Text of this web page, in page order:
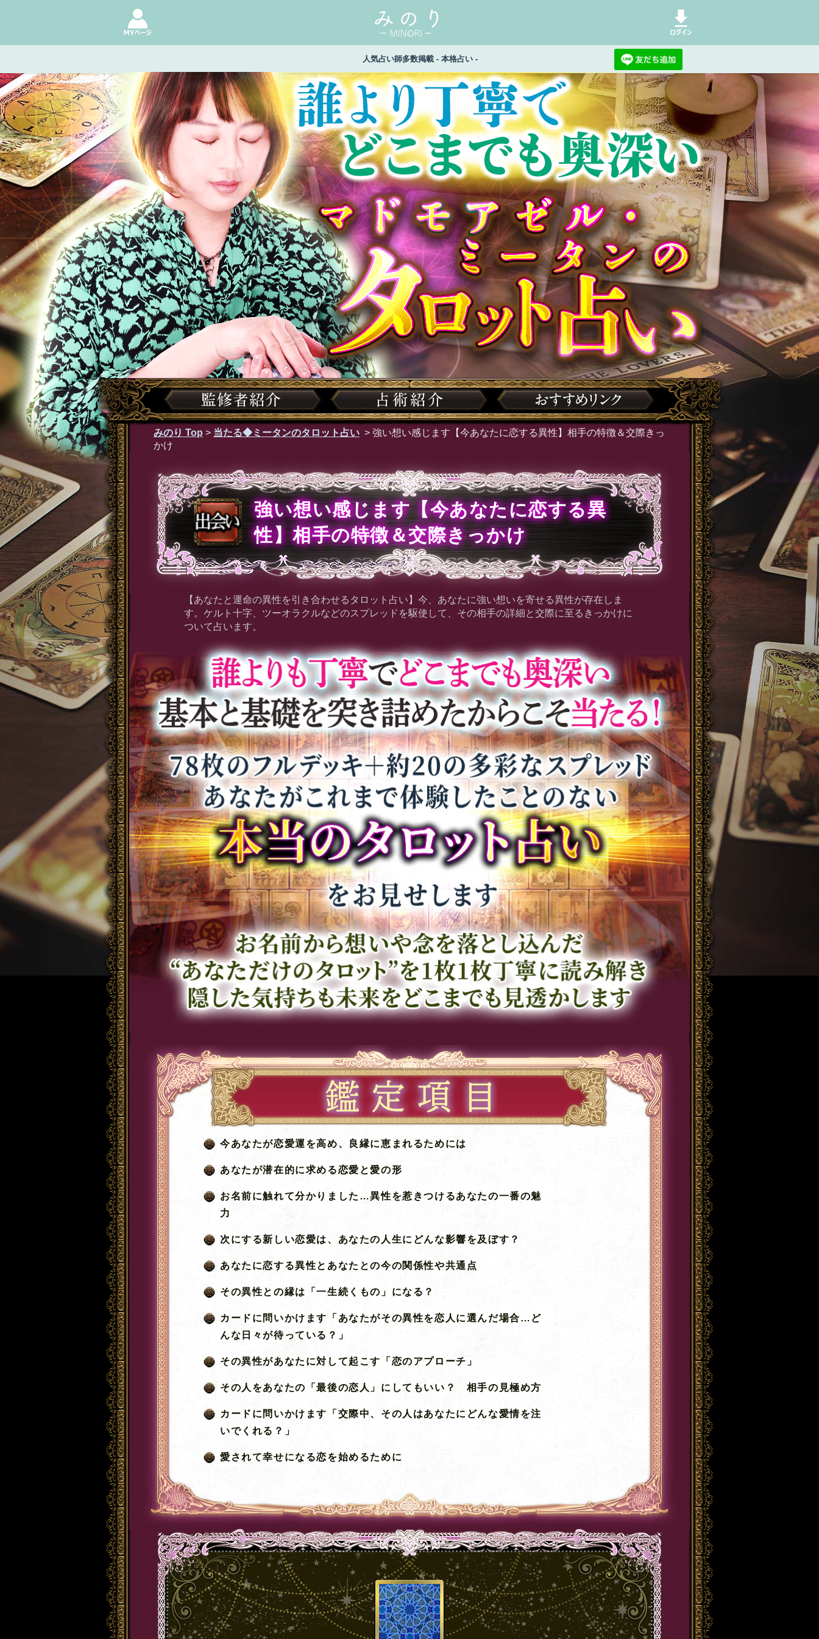
人気占い師多数掲載 - 本格占い -
みのり Top > 当たる◆ミータンのタロット占い > 強い想い感じます【今あなたに恋する異性】相手の特徴＆交際きっ
かけ
強い想い感じます【今あなたに恋する異
性】相手の特徴＆交際きっかけ
【あなたと運命の異性を引き合わせるタロット占い】今、あなたに強い想いを寄せる異性が存在しま
す。ケルト十字、ツーオラクルなどのスプレッドを駆使して、その相手の詳細と交際に至るきっかけに
ついて占います。
今あなたが恋愛運を高め、良縁に恵まれるためには
あなたが潜在的に求める恋愛と愛の形
お名前に触れて分かりました…異性を惹きつけるあなたの一番の魅
力
次にする新しい恋愛は、あなたの人生にどんな影響を及ぼす？
あなたに恋する異性とあなたとの今の関係性や共通点
その異性との縁は「一生続くもの」になる？
カードに問いかけます「あなたがその異性を恋人に選んだ場合…ど
んな日々が待っている？」
その異性があなたに対して起こす「恋のアプローチ」
その人をあなたの「最後の恋人」にしてもいい？ 相手の見極め方
カードに問いかけます「交際中、その人はあなたにどんな愛情を注
いでくれる？」
愛されて幸せになる恋を始めるために